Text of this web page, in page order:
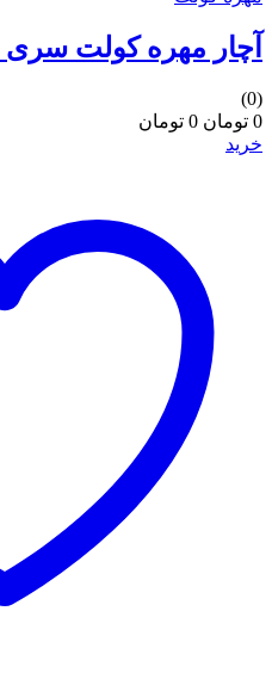
آچار مهره کولت سری ER40-UM
(0)
0 تومان
0 تومان
خرید